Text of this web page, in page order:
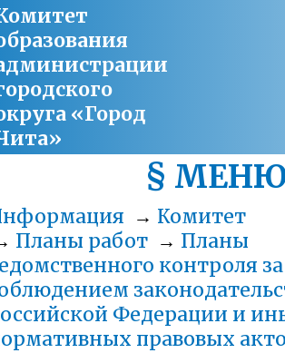
«Город
§
→ Комитет
Планы работ → Планы
контроля за
Федерации и
правовых